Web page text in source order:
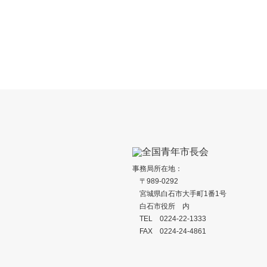
事務局所在地：
〒989-0292
宮城県白石市大手町1番1号
白石市役所 内
TEL 0224-22-1333
FAX 0224-24-4861